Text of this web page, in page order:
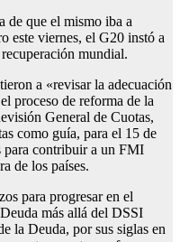
de que el mismo iba a
este viernes, el G20 instó a
mundial.
a «revisar la adecuación
proceso de reforma de la
General de Cuotas,
como guía, para el 15 de
para contribuir a un FMI
de los países.
para progresar en el
más allá del DSSI
la Deuda, por sus siglas en